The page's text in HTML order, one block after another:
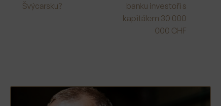
Švýcarsku?
banku investoři s
kapitálem 30 000
000 CHF